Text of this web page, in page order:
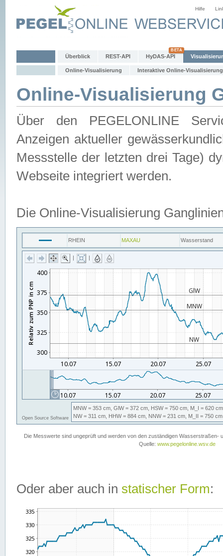
Hilfe
Überblick REST-API HyDAS-API
Online-Visualisierung Interaktive Online-Visualisierung
Online-Visualisierung
Über den PEGELONLINE
Anzeigen aktueller
Messstelle der letzten drei Tage)
Webseite integriert werden.
Die Online-Visualisierung
Oder aber auch in statischer Form: